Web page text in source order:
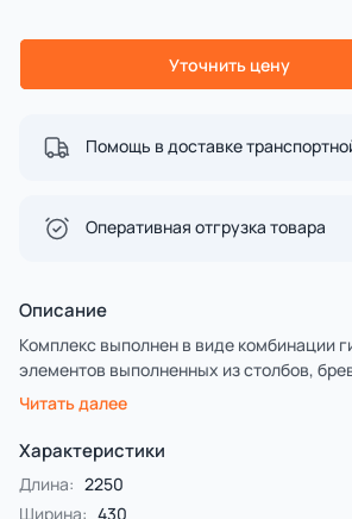
Уточнить цену
Помощь в доставке
Оперативная отгрузка товара
Описание
Комплекс выполнен в виде комбинации
элементов выполненных из столбов,
совокупности представляющих полосу
Предлагается на выбор заказчика два
Первый - деревянные столбы и брёвна
лиственницы, имеют естественную
тщательно отшлифованы и обладают
Читать далее
Характеристики
Длина: 2250
Ширина: 430